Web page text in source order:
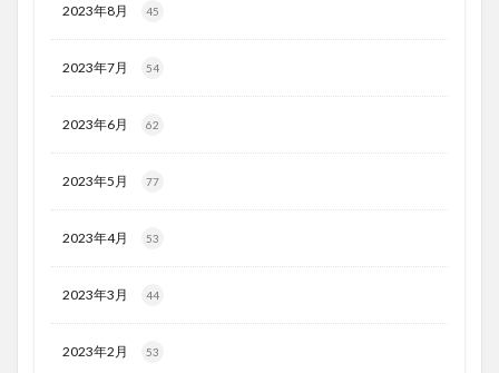
2023年8月 45
2023年7月 54
2023年6月 62
2023年5月 77
2023年4月 53
2023年3月 44
2023年2月 53